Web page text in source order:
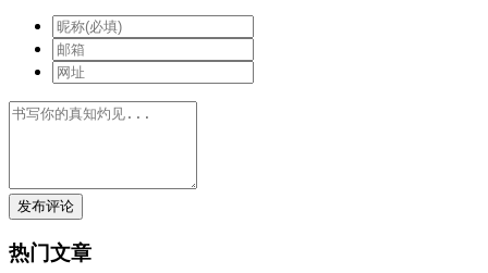
发布评论
热门文章